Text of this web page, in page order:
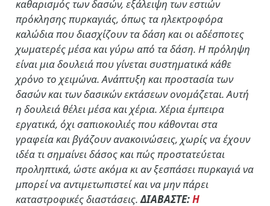
καθαρισμός των δασών, εξάλειψη των εστιών
πρόκλησης πυρκαγιάς, όπως τα ηλεκτροφόρα
καλώδια που διασχίζουν τα δάση και οι αδέσποτες
χωματερές μέσα και γύρω από τα δάση. Η πρόληψη
είναι μια δουλειά που γίνεται συστηματικά κάθε
χρόνο το χειμώνα. Ανάπτυξη και προστασία των
δασών και των δασικών εκτάσεων ονομάζεται. Αυτή
η δουλειά θέλει μέσα και χέρια. Χέρια έμπειρα
εργατικά, όχι σαπιοκοιλιές που κάθονται στα
γραφεία και βγάζουν ανακοινώσεις, χωρίς να έχουν
ιδέα τι σημαίνει δάσος και πώς προστατεύεται
προληπτικά, ώστε ακόμα κι αν ξεσπάσει πυρκαγιά να
μπορεί να αντιμετωπιστεί και να μην πάρει
καταστροφικές διαστάσεις.ΔΙΑΒΑΣΤΕ:Η